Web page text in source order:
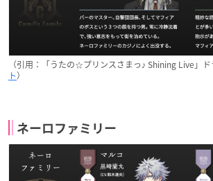
（引用：「うたの☆プリンスさまっ♪ Shining Live」
ト）
ネーロファミリー